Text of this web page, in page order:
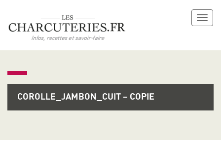
COROLLE_JAMBON_CUIT – COPIE